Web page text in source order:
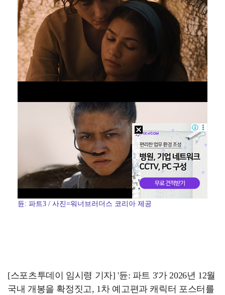
듄: 파트3 / 사진=워너브러더스 코리아 제공
[스포츠투데이 임시령 기자] '듄: 파트 3'가 2026년 12월
국내 개봉을 확정짓고, 1차 예고편과 캐릭터 포스터를